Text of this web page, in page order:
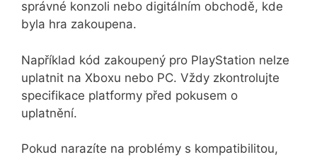
správné konzoli nebo digitálním obchodě, kde
byla hra zakoupena.
Například kód zakoupený pro PlayStation nelze
uplatnit na Xboxu nebo PC. Vždy zkontrolujte
specifikace platformy před pokusem o
uplatnění.
Pokud narazíte na problémy s kompatibilitou,